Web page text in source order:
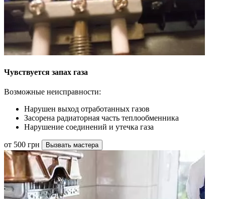
Чувствуется запах газа
Возможные неисправности:
Нарушен выход отработанных газов
Засорена радиаторная часть теплообменника
Нарушение соединений и утечка газа
от 500 грн Вызвать мастера